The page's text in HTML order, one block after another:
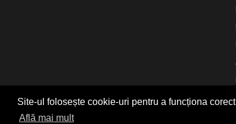
Site-ul folosește cookie-uri pentru a funcționa
Află mai mult